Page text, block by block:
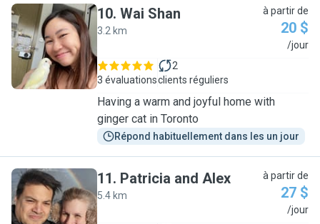
W
10. Wai Shan
3.2 km
à partir de
20 $
/jour
3 évaluations
2
clients réguliers
Having a warm and joyful home with
ginger cat in Toronto
Répond habituellement dans les un jour
P
11. Patricia and Alex
5.4 km
à partir de
27 $
/jour